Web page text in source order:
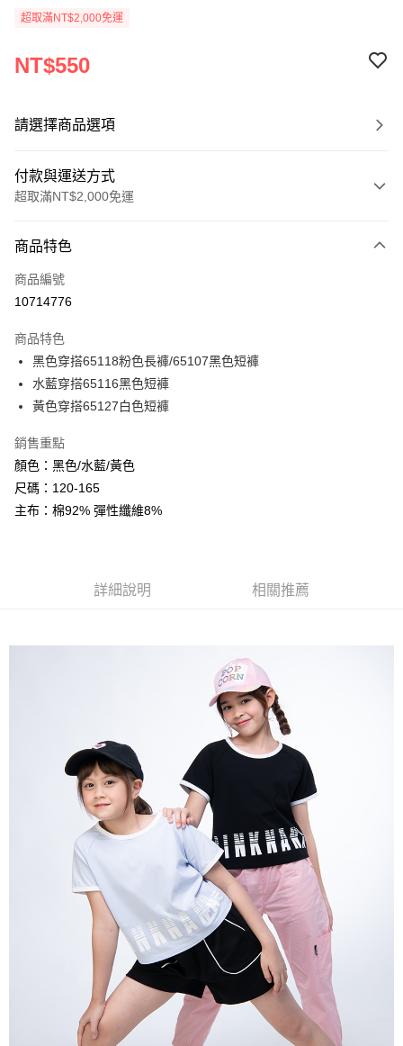
/
0:59
超取滿NT$2,000免運
NT$550
請選擇商品選項
付款與運送方式
超取滿NT$2,000免運
信用卡一次付款
超商取貨付款
Apple Pay
Google Pay
運送方式
全家付款取貨
每筆NT$80，滿NT$2,000(含以上)免運費
每筆NT$80，滿NT$2,000(含以上)免運費
每筆NT$80，滿NT$2,000(含以上)免運費
商品特色
商品編號
10714776
商品特色
黑色穿搭65118粉色長褲/65107黑色短褲
水藍穿搭65116黑色短褲
黃色穿搭65127白色短褲
銷售重點
顏色：黑色/水藍/黃色
尺碼：120-165
主布：棉92% 彈性纖維8%
詳細說明 相關推薦